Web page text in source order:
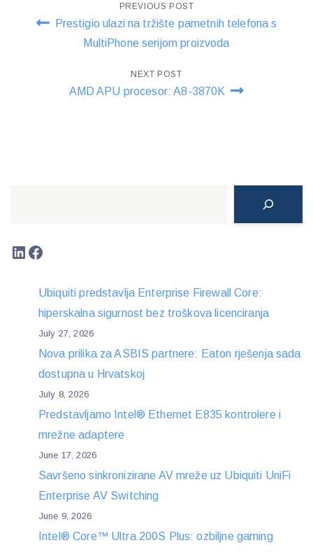
Post
navigation
PREVIOUS POST
Prestigio ulazi na tržište pametnih telefona s
MultiPhone serijom proizvoda
NEXT POST
AMD APU procesor: A8-3870K
LinkedIn
Facebook
Ubiquiti predstavlja Enterprise Firewall Core:
hiperskalna sigurnost bez troškova licenciranja
July 27, 2026
Nova prilika za ASBIS partnere: Eaton rješenja sada
dostupna u Hrvatskoj
July 8, 2026
Predstavljamo Intel® Ethernet E835 kontrolere i
mrežne adaptere
June 17, 2026
Savršeno sinkronizirane AV mreže uz Ubiquiti UniFi
Enterprise AV Switching
June 9, 2026
Intel® Core™ Ultra 200S Plus: ozbiljne gaming